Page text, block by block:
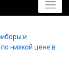
и
низкой цене в